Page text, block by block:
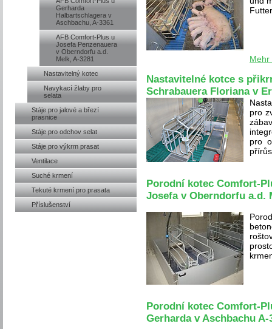
Gerharda
Halbartschlagera v
Aschbachu, A-3361
AFB Comfort-Plus u
Josefa Penzenauera
v Oberndorfu a.d.
Melk, A-3281
Nastavitelný kotec
Navykací žlaby pro
selata
Stáje pro jalové a březí
prasnice
Stáje pro odchov selat
Stáje pro výkrm prasat
Ventilace
Suché krmení
Tekuté krmení pro prasata
Příslušenství
Mehr
Nastavitelné kotce s
Schrabauera Floriana v
pro
pro
Porodní kotec Comfort-
Josefa v Oberndorfu a.d.
Porodní kotec Comfort-
Gerharda v Aschbachu A-